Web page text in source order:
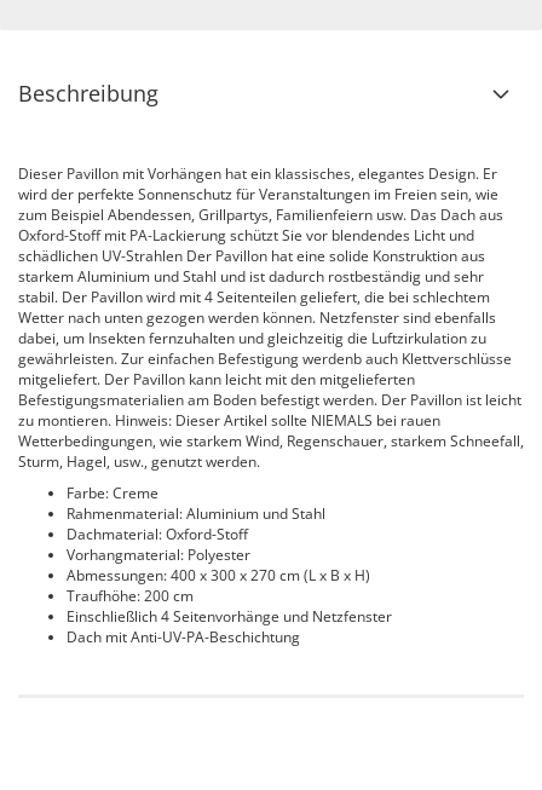
Beschreibung
Dieser Pavillon mit Vorhängen hat ein klassisches, elegantes Design. Er
wird der perfekte Sonnenschutz für Veranstaltungen im Freien sein, wie
zum Beispiel Abendessen, Grillpartys, Familienfeiern usw. Das Dach aus
Oxford-Stoff mit PA-Lackierung schützt Sie vor blendendes Licht und
schädlichen UV-Strahlen Der Pavillon hat eine solide Konstruktion aus
starkem Aluminium und Stahl und ist dadurch rostbeständig und sehr
stabil. Der Pavillon wird mit 4 Seitenteilen geliefert, die bei schlechtem
Wetter nach unten gezogen werden können. Netzfenster sind ebenfalls
dabei, um Insekten fernzuhalten und gleichzeitig die Luftzirkulation zu
gewährleisten. Zur einfachen Befestigung werdenb auch Klettverschlüsse
mitgeliefert. Der Pavillon kann leicht mit den mitgelieferten
Befestigungsmaterialien am Boden befestigt werden. Der Pavillon ist leicht
zu montieren. Hinweis: Dieser Artikel sollte NIEMALS bei rauen
Wetterbedingungen, wie starkem Wind, Regenschauer, starkem Schneefall,
Sturm, Hagel, usw., genutzt werden.
Farbe: Creme
Rahmenmaterial: Aluminium und Stahl
Dachmaterial: Oxford-Stoff
Vorhangmaterial: Polyester
Abmessungen: 400 x 300 x 270 cm (L x B x H)
Traufhöhe: 200 cm
Einschließlich 4 Seitenvorhänge und Netzfenster
Dach mit Anti-UV-PA-Beschichtung